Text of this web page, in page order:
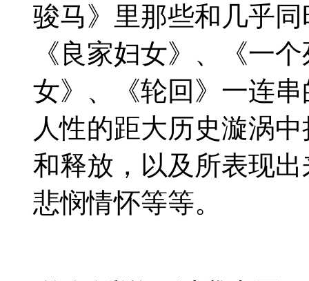
骏马》里那些和几乎
《良家妇女》、《一
女》、《轮回》一连
人性的距大历史漩涡
和释放，以及所表现
悲悯情怀等等。